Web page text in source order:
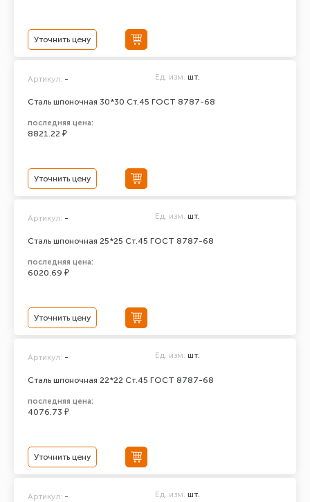
Уточнить цену
Сталь шпоночная 30*30 Ст.45 ГОСТ 8787-68
Артикул: - Ед. изм. шт.
последняя цена:
8821.22 ₽
Уточнить цену
Сталь шпоночная 25*25 Ст.45 ГОСТ 8787-68
Артикул: - Ед. изм. шт.
последняя цена:
6020.69 ₽
Уточнить цену
Сталь шпоночная 22*22 Ст.45 ГОСТ 8787-68
Артикул: - Ед. изм. шт.
последняя цена:
4076.73 ₽
Уточнить цену
Артикул: - Ед. изм. шт.